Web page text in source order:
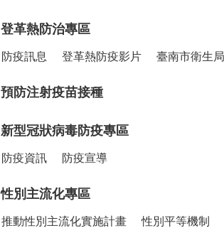
登革熱防治專區
防疫訊息 登革熱防疫影片 臺南市衛生
預防注射疫苗接種
新型冠狀病毒防疫專區
防疫資訊 防疫宣導
性別主流化專區
推動性別主流化實施計畫 性別平等機制